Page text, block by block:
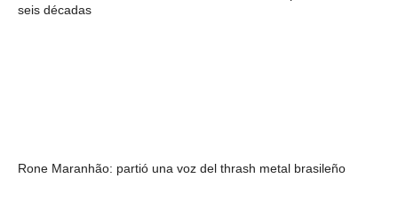
seis décadas
Rone Maranhão: partió una voz del thrash metal brasileño